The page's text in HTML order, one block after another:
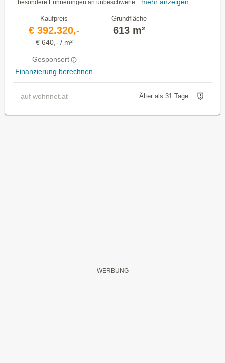
besondere Erinnerungen an unbeschwerte... mehr anzeigen
Kaufpreis
€ 392.320,-
€ 640,- / m²
Gesponsert
Finanzierung berechnen
Grundfläche
613 m²
auf wohnnet.at Älter als 31 Tage